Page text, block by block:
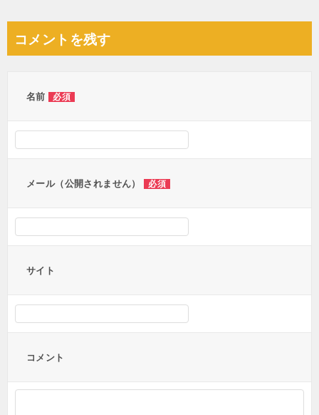
ビ
ョ
コメントを残す
名前 必須
メール（公開されません） 必須
サイト
コメント